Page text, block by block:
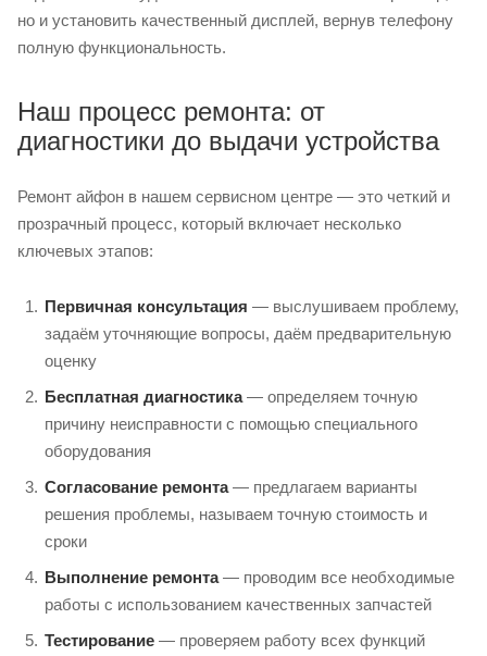
но и установить качественный дисплей, вернув телефону
полную функциональность.
Наш процесс ремонта: от
диагностики до выдачи устройства
Ремонт айфон в нашем сервисном центре — это четкий и
прозрачный процесс, который включает несколько
ключевых этапов:
Первичная консультация — выслушиваем проблему,
задаём уточняющие вопросы, даём предварительную
оценку
Бесплатная диагностика— определяем точную
причину неисправности с помощью специального
оборудования
Согласование ремонта— предлагаем варианты
решения проблемы, называем точную стоимость и
сроки
Выполнение ремонта— проводим все необходимые
работы с использованием качественных запчастей
Тестирование — проверяем работу всех функций